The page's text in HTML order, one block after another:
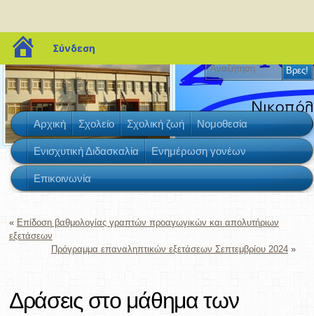
blogs.sch.gr
Σύνδεση
Αρχική Σχολείο Σχολική ζωή Νομοθεσία
Ενισχυτική Διδασκαλία Ενημέρωση γονέων
Επικοινωνία
« Επίδοση βαθμολογίας γραπτών προαγωγικών και απολυτήριων
εξετάσεων
Πρόγραμμα επαναληπτικών εξετάσεων Σεπτεμβρίου 2024»
Δράσεις στο μάθημα των